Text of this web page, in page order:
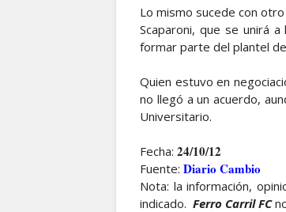
Lo mismo sucede con
Scaparoni, que se unirá
formar parte del plantel
Quien estuvo en
no llegó a un acuerdo,
Universitario.
Fecha: 24/10/12
Fuente: Diario Cambio
Nota: la información,
indicado. Ferro Carril FC